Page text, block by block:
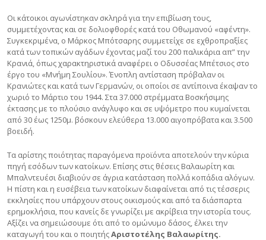
Οι κάτοικοι αγωνίστηκαν σκληρά για την επιβίωση τους,
συμμετέχοντας και σε δολιοφθορές κατά του Οθωμανού «αφέντη».
Συγκεκριμένα, ο Μάρκος Μπότσαρης συμμετείχε σε εχθροπραξίες
κατά των τοπικών αγάδων έχοντας μαζί του 200 παλικάρια απ” την
Κρανιά, όπως χαρακτηριστικά αναφέρει ο Οδυσσέας Μπέτσιος στο
έργο του «Μνήμη Σουλίου». Ένοπλη αντίσταση πρόβαλαν οι
Κρανιώτες και κατά των Γερμανών, οι οποίοι σε αντίποινα έκαψαν το
χωριό το Μάρτιο του 1944. Στα 37.000 στρέμματα Βοσκήσιμης
έκτασης με το πλούσιο ανάγλυφο και σε υψόμετρο που κυμαίνεται
από 30 έως 1250μ. βόσκουν ελεύθερα 13.000 αιγοπρόβατα και 3.500
βοειδή.
Τα αρίστης ποιότητας παραγόμενα προϊόντα αποτελούν την κύρια
πηγή εσόδων των κατοίκων. Επίσης στις θέσεις Βαλαωρίτη και
Μπαλντευέσι διαβιούν σε άγρια κατάσταση πολλά κοπάδια αλόγων.
Η πίστη και η ευσέβεια των κατοίκων διαφαίνεται από τις τέσσερις
εκκλησίες που υπάρχουν στους οικισμούς και από τα διάσπαρτα
ερημοκλήσια, που κανείς δε γνωρίζει με ακρίβεια την ιστορία τους.
Αξίζει να σημειώσουμε ότι από το ομώνυμο δάσος, έλκει την
καταγωγή του και ο ποιητήςΑριστοτέλης Βαλαωρίτης.